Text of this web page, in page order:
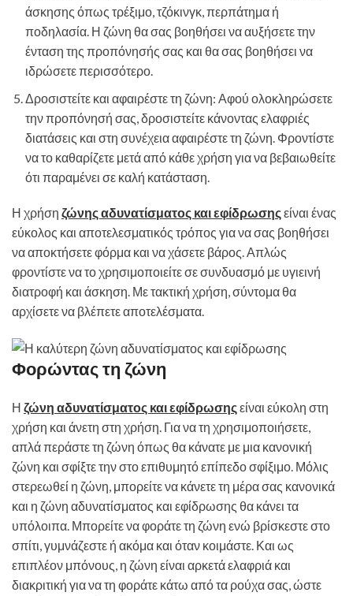
άσκησης όπως τρέξιμο, τζόκινγκ, περπάτημα ή
ποδηλασία. Η ζώνη θα σας βοηθήσει να αυξήσετε την
ένταση της προπόνησής σας και θα σας βοηθήσει να
ιδρώσετε περισσότερο.
Δροσιστείτε και αφαιρέστε τη ζώνη: Αφού ολοκληρώσετε
την προπόνησή σας, δροσιστείτε κάνοντας ελαφριές
διατάσεις και στη συνέχεια αφαιρέστε τη ζώνη. Φροντίστε
να το καθαρίζετε μετά από κάθε χρήση για να βεβαιωθείτε
ότι παραμένει σε καλή κατάσταση.
Η χρήση ζώνης αδυνατίσματος και εφίδρωσηςείναι ένας
εύκολος και αποτελεσματικός τρόπος για να σας βοηθήσει
να αποκτήσετε φόρμα και να χάσετε βάρος. Απλώς
φροντίστε να το χρησιμοποιείτε σε συνδυασμό με υγιεινή
διατροφή και άσκηση. Με τακτική χρήση, σύντομα θα
αρχίσετε να βλέπετε αποτελέσματα.
Φορώντας τη ζώνη
Η ζώνη αδυνατίσματος και εφίδρωσηςείναι εύκολη στη
χρήση και άνετη στη χρήση. Για να τη χρησιμοποιήσετε,
απλά περάστε τη ζώνη όπως θα κάνατε με μια κανονική
ζώνη και σφίξτε την στο επιθυμητό επίπεδο σφίξιμο. Μόλις
στερεωθεί η ζώνη, μπορείτε να κάνετε τη μέρα σας κανονικά
και η ζώνη αδυνατίσματος και εφίδρωσης θα κάνει τα
υπόλοιπα. Μπορείτε να φοράτε τη ζώνη ενώ βρίσκεστε στο
σπίτι, γυμνάζεστε ή ακόμα και όταν κοιμάστε. Και ως
επιπλέον μπόνους, η ζώνη είναι αρκετά ελαφριά και
διακριτική για να τη φοράτε κάτω από τα ρούχα σας, ώστε